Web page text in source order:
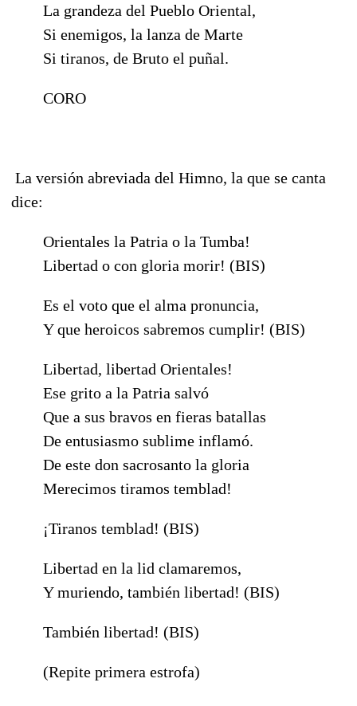
La grandeza del Pueblo Oriental,
Si enemigos, la lanza de Marte
Si tiranos, de Bruto el puñal.
CORO
La versión abreviada del Himno, la que se canta
dice:
Orientales la Patria o la Tumba!
Libertad o con gloria morir! (BIS)
Es el voto que el alma pronuncia,
Y que heroicos sabremos cumplir! (BIS)
Libertad, libertad Orientales!
Ese grito a la Patria salvó
Que a sus bravos en fieras batallas
De entusiasmo sublime inflamó.
De este don sacrosanto la gloria
Merecimos tiramos temblad!
¡Tiranos temblad! (BIS)
Libertad en la lid clamaremos,
Y muriendo, también libertad! (BIS)
También libertad! (BIS)
(Repite primera estrofa)